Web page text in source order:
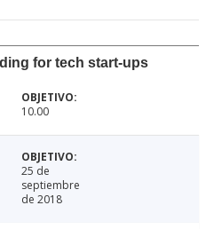
for tech start-ups
10.00
25 de
septiembre
de 2018